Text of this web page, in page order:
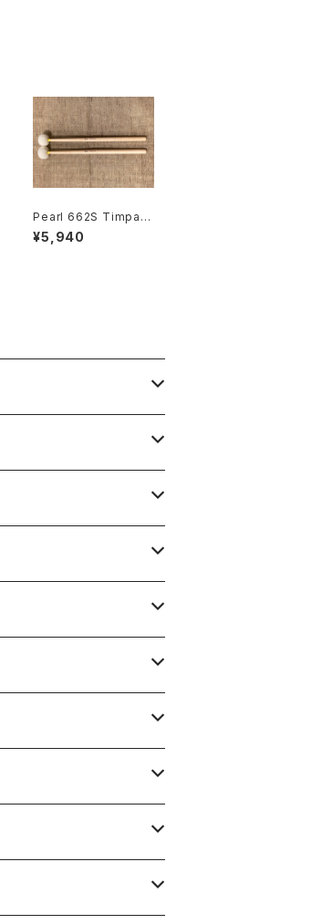
Pearl 662S Timpani
Mallet
¥5,940